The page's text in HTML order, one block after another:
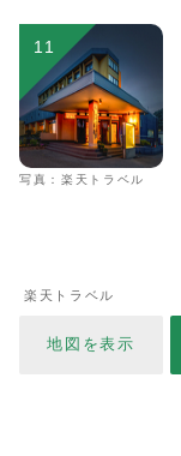
11
写真：楽天トラベル
楽天トラベル
地図を表示